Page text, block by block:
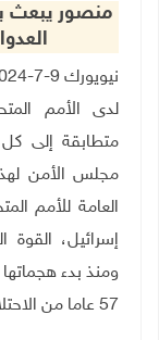
منصور يبعث
لدى الأمم
متطابقة إلى كل
مجلس الأمن
العامة للأمم
إسرائيل، القوة
ومنذ بدء
57 عاما من الاحتلال الأجنبي.